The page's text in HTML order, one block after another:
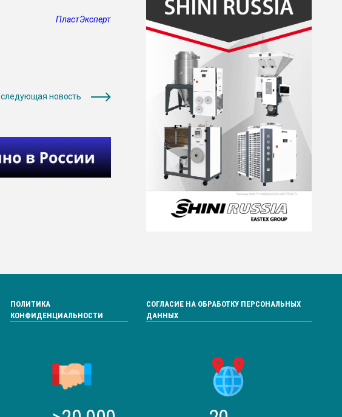
ПластЭксперт
следующая новость
ПОЛИТИКА
КОНФИДЕНЦИАЛЬНОСТИ
СОГЛАСИЕ НА ОБРАБОТКУ ПЕРСОНАЛЬНЫХ
ДАННЫХ